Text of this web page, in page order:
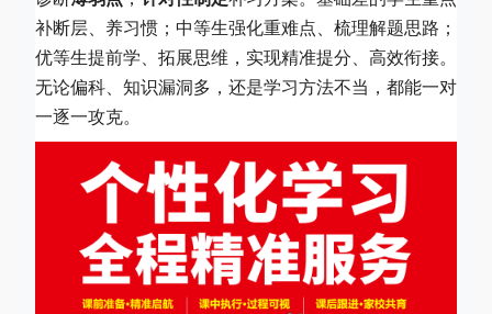
补断层、养习惯；中等生强化重难点、梳理解题思路；
优等生提前学、拓展思维，实现精准提分、高效衔接。
无论偏科、知识漏洞多，还是学习方法不当，都能一对
一逐一攻克。